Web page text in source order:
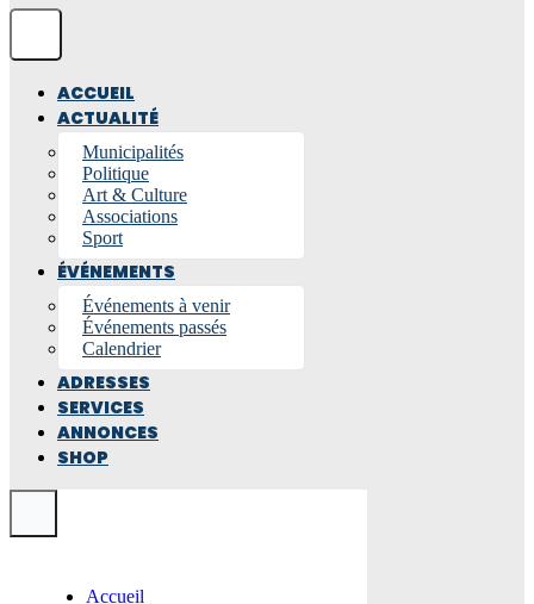
ACCUEIL
ACTUALITÉ
Municipalités
Politique
Art & Culture
Associations
Sport
ÉVÉNEMENTS
Événements à venir
Événements passés
Calendrier
ADRESSES
SERVICES
ANNONCES
SHOP
Accueil